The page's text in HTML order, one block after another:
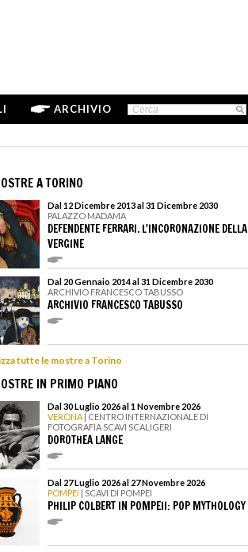
ARCHIVIO
A TORINO
Dal 12 Dicembre 2013 al 31 Dicembre 2030
PALAZZO MADAMA
DEFENDENTE FERRARI. L'INCORONAZIONE DELLA
VERGINE
Dal 20 Gennaio 2014 al 31 Dicembre 2030
ARCHIVIO FRANCESCO TABUSSO
ARCHIVIO FRANCESCO TABUSSO
tutte le mostre a Torino
IN PRIMO PIANO
Dal 30 Luglio 2026 al 1 Novembre 2026
VERONA | CENTRO INTERNAZIONALE DI
FOTOGRAFIA SCAVI SCALIGERI
DOROTHEA LANGE
Dal 27 Luglio 2026 al 27 Novembre 2026
POMPEI | SCAVI DI POMPEI
PHILIP COLBERT IN POMPEII: POP MYTHOLOGY